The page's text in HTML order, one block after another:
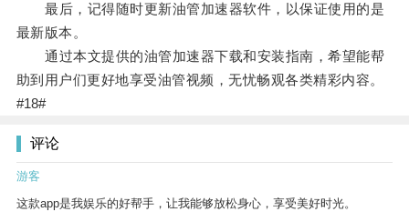
最后，记得随时更新油管加速器软件，以保证使用的是
最新版本。
通过本文提供的油管加速器下载和安装指南，希望能帮
助到用户们更好地享受油管视频，无忧畅观各类精彩内容。
#18#
评论
游客
这款app是我娱乐的好帮手，让我能够放松身心，享受美好时光。